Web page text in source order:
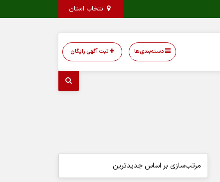
دسته‌بندی‌ها ثبت آگهی رایگان